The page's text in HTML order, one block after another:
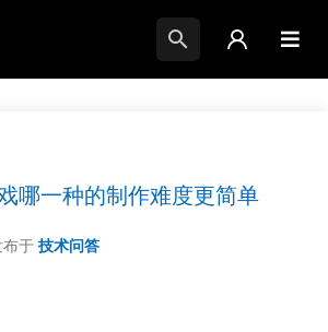
哪一种的制作难度更简单
布于 技术问答